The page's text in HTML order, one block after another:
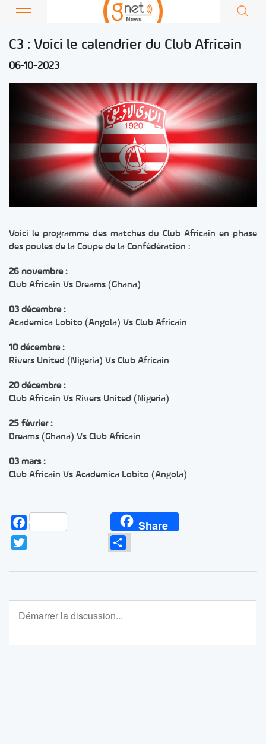
C3 : Voici le calendrier du Club Africain
06-10-2023
Voici le programme des matches du Club Africain en phase
des poules de la Coupe de la Confédération :
26 novembre :
Club Africain Vs Dreams (Ghana)
03 décembre :
Academica Lobito (Angola) Vs Club Africain
10 décembre :
Rivers United (Nigeria) Vs Club Africain
20 décembre :
Club Africain Vs Rivers United (Nigeria)
25 février :
Dreams (Ghana) Vs Club Africain
03 mars :
Club Africain Vs Academica Lobito (Angola)
Facebook Share